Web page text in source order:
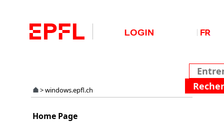
>windows.epfl.ch
Home Page